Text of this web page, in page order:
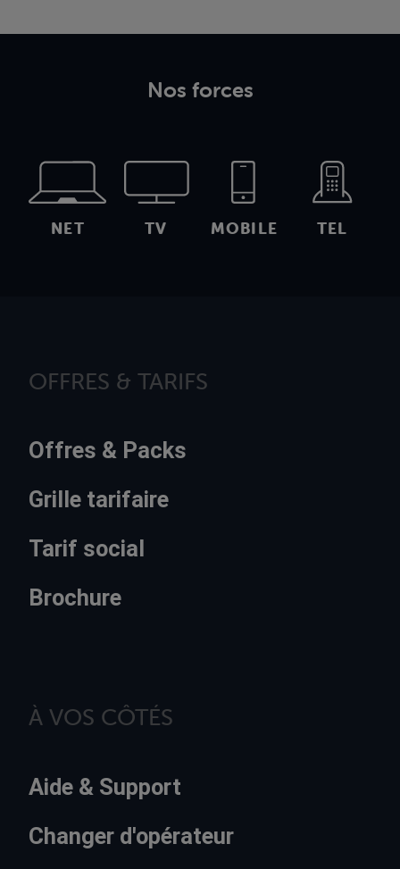
Nos forces
NET TV MOBILE TEL
OFFRES & TARIFS
Offres & Packs
Grille tarifaire
Tarif social
Brochure
À VOS CÔTÉS
Aide & Support
Changer d'opérateur